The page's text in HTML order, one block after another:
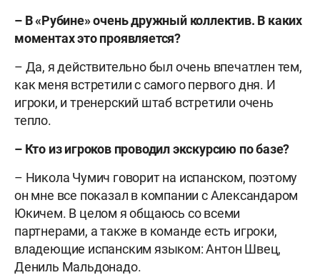
– В «Рубине» очень дружный коллектив. В каких
моментах это проявляется?
– Да, я действительно был очень впечатлен тем,
как меня встретили с самого первого дня. И
игроки, и тренерский штаб встретили очень
тепло.
– Кто из игроков проводил экскурсию по базе?
– Никола Чумич говорит на испанском, поэтому
он мне все показал в компании с Александаром
Юкичем. В целом я общаюсь со всеми
партнерами, а также в команде есть игроки,
владеющие испанским языком: Антон Швец,
Дениль Мальдонадо.